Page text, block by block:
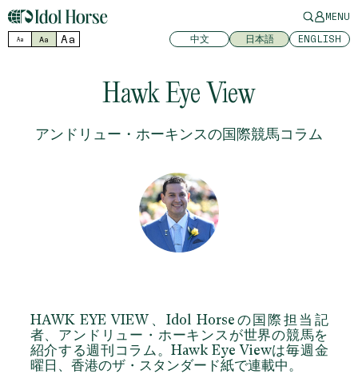
MENU
Aa Aa Aa 中文 日本語 ENGLISH
Hawk Eye View
アンドリュー・ホーキンスの国際競馬コラム
HAWK EYE VIEW 、Idol Horseの国際担当記
者、アンドリュー・ホーキンスが世界の競馬を
紹介する週刊コラム。Hawk Eye Viewは毎週金
曜日、香港のザ・スタンダード紙で連載中。